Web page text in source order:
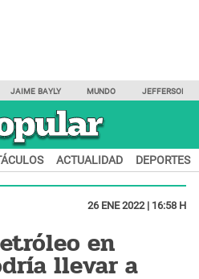
JAIME BAYLY MUNDO JEFFERSON
ACTUALIDAD DEPORTES
26 ENE 2022 | 16:58 H
en
llevar a